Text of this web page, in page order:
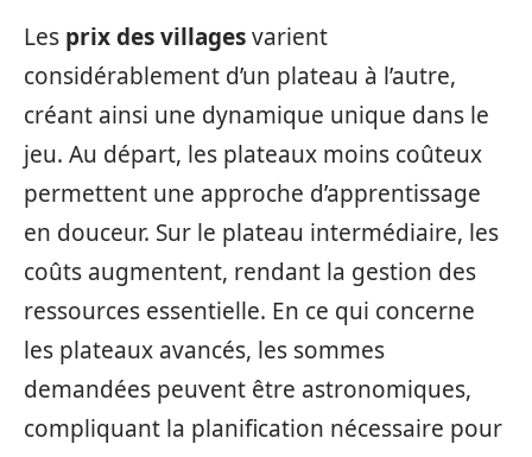
Les prix des villagesvarient
considérablement d’un plateau à l’autre,
créant ainsi une dynamique unique dans le
jeu. Au départ, les plateaux moins coûteux
permettent une approche d’apprentissage
en douceur. Sur le plateau intermédiaire, les
coûts augmentent, rendant la gestion des
ressources essentielle. En ce qui concerne
les plateaux avancés, les sommes
demandées peuvent être astronomiques,
compliquant la planification nécessaire pour